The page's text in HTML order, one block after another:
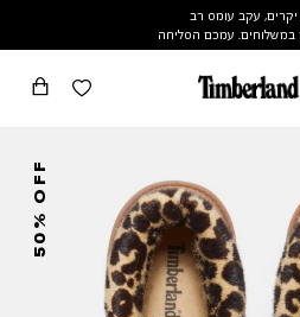
עקב עומס רב
במשלוחים. עמכם הסליחה
50% OFF